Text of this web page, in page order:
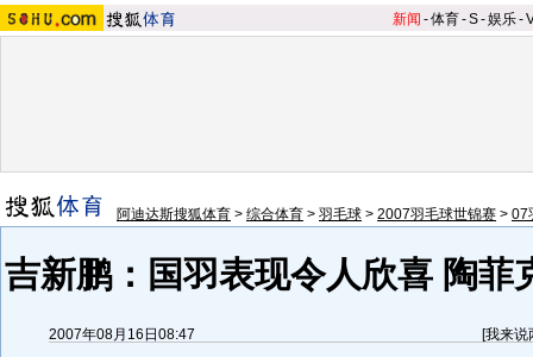
新闻 -体育-S-娱乐-
阿迪达斯搜狐体育 > 综合体育 > 羽毛球 > 2007羽毛球世锦赛 > 07
吉新鹏：国羽表现令人欣喜 陶菲
2007年08月16日08:47 [我来说